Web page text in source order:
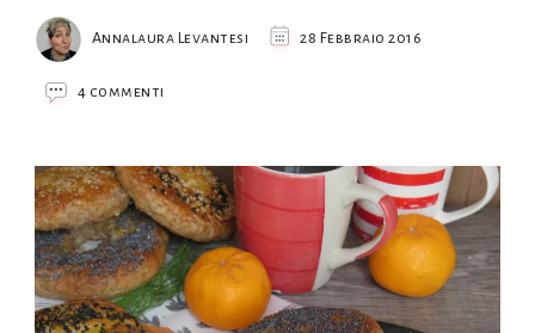
Annalaura Levantesi 28 Febbraio 2016
4 commenti
la
Re-
Cake
2.0
di
Febbraio